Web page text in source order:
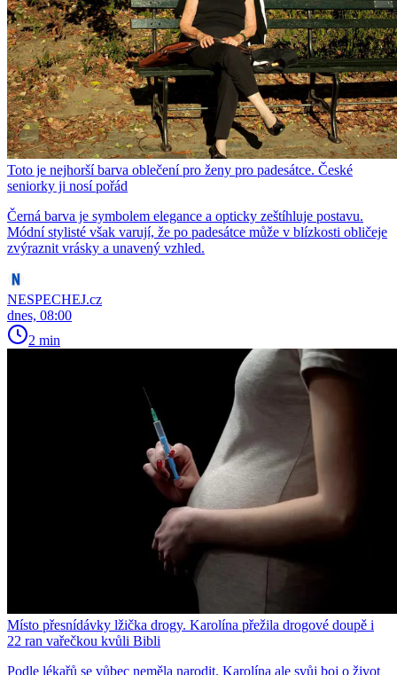
Toto je nejhorší barva oblečení pro ženy pro padesátce. České
seniorky ji nosí pořád
Černá barva je symbolem elegance a opticky zeštíhluje postavu.
Módní stylisté však varují, že po padesátce může v blízkosti obličeje
zvýraznit vrásky a unavený vzhled.
NESPECHEJ.cz
dnes, 08:00
2 min
Místo přesnídávky lžička drogy. Karolína přežila drogové doupě i
22 ran vařečkou kvůli Bibli
Podle lékařů se vůbec neměla narodit. Karolína ale svůj boj o život